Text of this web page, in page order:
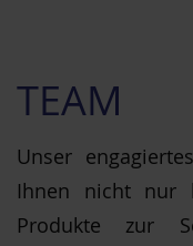
TEAM
Unser
Ihnen nicht nur
Produkte zur